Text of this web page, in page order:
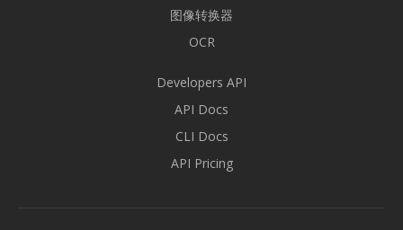
图像转换器
OCR
Developers API
API Docs
CLI Docs
API Pricing